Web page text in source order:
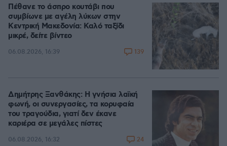
Πέθανε το άσπρο κουτάβι που
συμβίωνε με αγέλη λύκων στην
Κεντρική Μακεδονία: Καλό ταξίδι
μικρέ, δείτε βίντεο
06.08.2026, 16:39 139
Δημήτρης Ξανθάκης: Η γνήσια λαϊκή
φωνή, οι συνεργασίες, τα κορυφαία
του τραγούδια, γιατί δεν έκανε
καριέρα σε μεγάλες πίστες
06.08.2026, 16:32 24